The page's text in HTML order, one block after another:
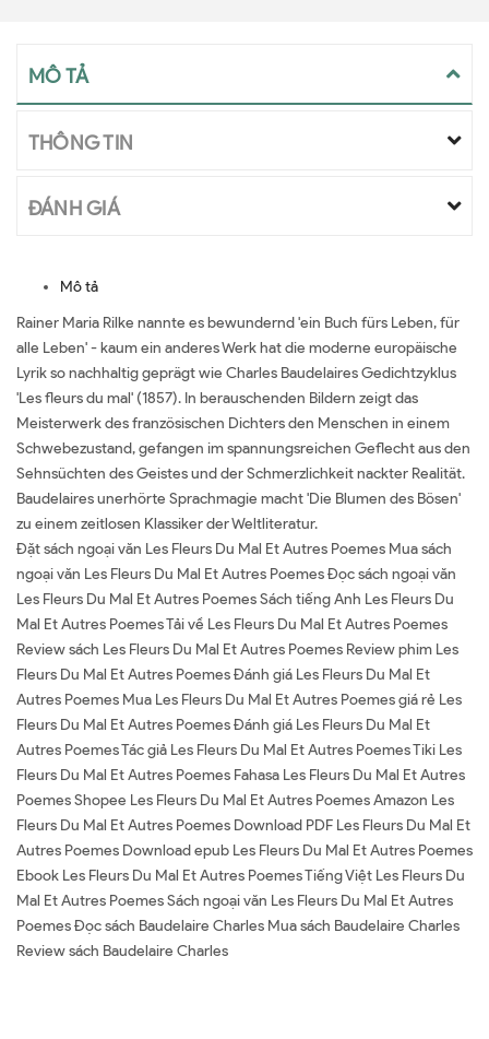
MÔ TẢ
THÔNG TIN
ĐÁNH GIÁ
Mô tả
Rainer Maria Rilke nannte es bewundernd 'ein Buch fürs Leben, für
alle Leben' - kaum ein anderes Werk hat die moderne europäische
Lyrik so nachhaltig geprägt wie Charles Baudelaires Gedichtzyklus
'Les fleurs du mal' (1857). In berauschenden Bildern zeigt das
Meisterwerk des französischen Dichters den Menschen in einem
Schwebezustand, gefangen im spannungsreichen Geflecht aus den
Sehnsüchten des Geistes und der Schmerzlichkeit nackter Realität.
Baudelaires unerhörte Sprachmagie macht 'Die Blumen des Bösen'
zu einem zeitlosen Klassiker der Weltliteratur.
Đặt sách ngoại văn Les Fleurs Du Mal Et Autres Poemes Mua sách
ngoại văn Les Fleurs Du Mal Et Autres Poemes Đọc sách ngoại văn
Les Fleurs Du Mal Et Autres Poemes Sách tiếng Anh Les Fleurs Du
Mal Et Autres Poemes Tải về Les Fleurs Du Mal Et Autres Poemes
Review sách Les Fleurs Du Mal Et Autres Poemes Review phim Les
Fleurs Du Mal Et Autres Poemes Đánh giá Les Fleurs Du Mal Et
Autres Poemes Mua Les Fleurs Du Mal Et Autres Poemes giá rẻ Les
Fleurs Du Mal Et Autres Poemes Đánh giá Les Fleurs Du Mal Et
Autres Poemes Tác giả Les Fleurs Du Mal Et Autres Poemes Tiki Les
Fleurs Du Mal Et Autres Poemes Fahasa Les Fleurs Du Mal Et Autres
Poemes Shopee Les Fleurs Du Mal Et Autres Poemes Amazon Les
Fleurs Du Mal Et Autres Poemes Download PDF Les Fleurs Du Mal Et
Autres Poemes Download epub Les Fleurs Du Mal Et Autres Poemes
Ebook Les Fleurs Du Mal Et Autres Poemes Tiếng Việt Les Fleurs Du
Mal Et Autres Poemes Sách ngoại văn Les Fleurs Du Mal Et Autres
Poemes Đọc sách Baudelaire Charles Mua sách Baudelaire Charles
Review sách Baudelaire Charles